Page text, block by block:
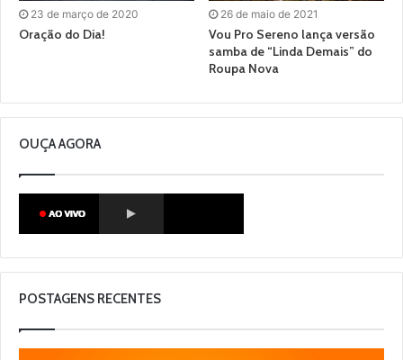
23 de março de 2020
Oração do Dia!
26 de maio de 2021
Vou Pro Sereno lança versão
samba de “Linda Demais” do
Roupa Nova
OUÇA AGORA
POSTAGENS RECENTES